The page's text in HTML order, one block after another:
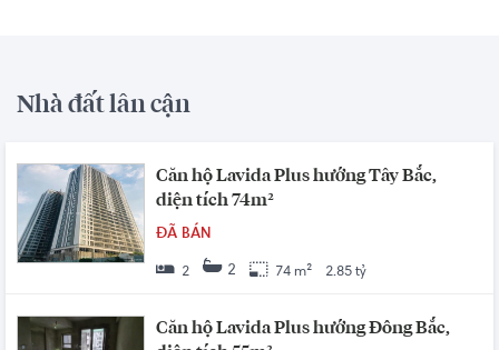
Nhà đất lân cận
Căn hộ Lavida Plus hướng Tây Bắc,
diện tích 74m²
ĐÃ BÁN
2 2 74 m² 2.85 tỷ
Căn hộ Lavida Plus hướng Đông Bắc,